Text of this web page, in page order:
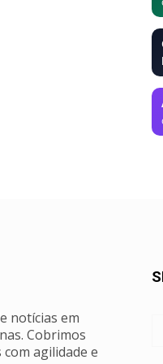
notícias em
Cobrimos
agilidade e